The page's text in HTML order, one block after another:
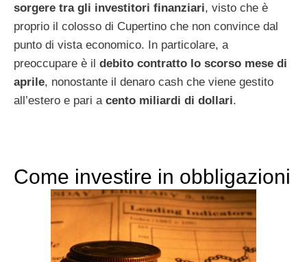
sorgere tra gli investitori finanziari, visto che è
proprio il colosso di Cupertino che non convince dal
punto di vista economico. In particolare, a
preoccupare è il debito contratto lo scorso mese di
aprile, nonostante il denaro cash che viene gestito
all’estero e pari a cento miliardi di dollari.
Come investire in obbligazioni